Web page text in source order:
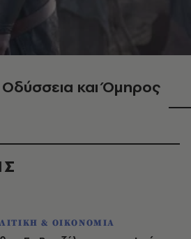
και Όμηρος
& ΟΙΚΟΝΟΜΙΑ